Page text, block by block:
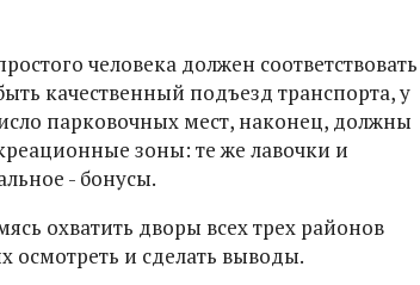
человека должен соответствовать
качественный подъезд транспорта, у
парковочных мест, наконец, должны
зоны: те же лавочки и
- бонусы.
охватить дворы всех трех районов
осмотреть и сделать выводы.